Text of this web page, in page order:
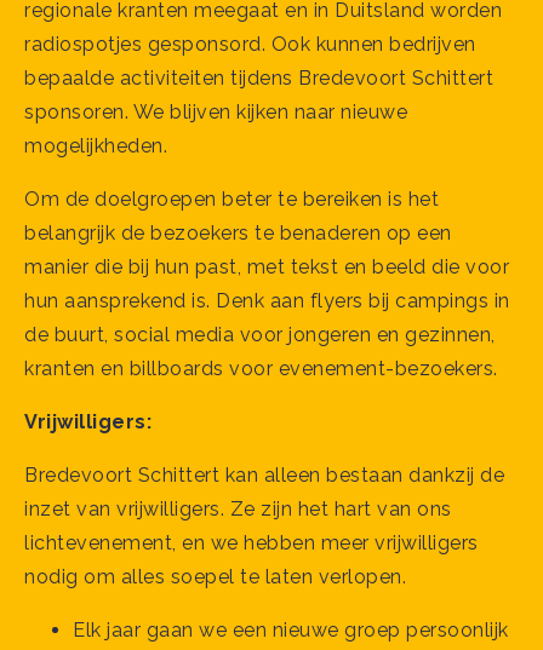
regionale kranten meegaat en in Duitsland worden
radiospotjes gesponsord. Ook kunnen bedrijven
bepaalde activiteiten tijdens Bredevoort Schittert
sponsoren. We blijven kijken naar nieuwe
mogelijkheden.
Om de doelgroepen beter te bereiken is het
belangrijk de bezoekers te benaderen op een
manier die bij hun past, met tekst en beeld die voor
hun aansprekend is. Denk aan flyers bij campings in
de buurt, social media voor jongeren en gezinnen,
kranten en billboards voor evenement-bezoekers.
Vrijwilligers:
Bredevoort Schittert kan alleen bestaan dankzij de
inzet van vrijwilligers. Ze zijn het hart van ons
lichtevenement, en we hebben meer vrijwilligers
nodig om alles soepel te laten verlopen.
Elk jaar gaan we een nieuwe groep persoonlijk